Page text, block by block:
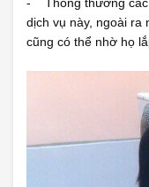
dịch vụ này, ngoài ra
cũng có thể nhờ họ